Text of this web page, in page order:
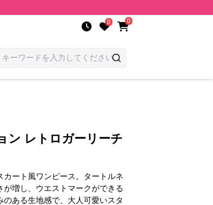
0 0
ン レトロガーリーチ
ート風ワンピース。タートルネ
増し、ウエストマークができる
ある生地感で、大人可愛いスタ